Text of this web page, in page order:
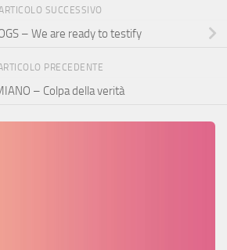
SUCCESSIVO
– We are ready to testify
PRECEDENTE
– Colpa della verità